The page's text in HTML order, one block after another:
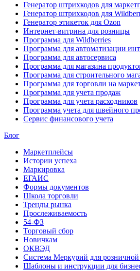
Генератор штрихкодов для
Генератор штрихкодов для
Генератор этикеток для Ozon
Интернет-витрина для розницы
Программа для Wildberries
Программа для автоматизации
Программа для автосервиса
Программа для магазина
Программа для строительного
Программа для торговли на
Программа для учета продаж
Программа для учета расходников
Программа учета для швейного
Сервис финансового учета
Блог
Маркетплейсы
Истории успеха
Маркировка
ЕГАИС
Формы документов
Школа торговли
Тренды рынка
Прослеживаемость
54-ФЗ
Торговый сбор
Новичкам
ОКВЭД
Система Меркурий для
Шаблоны и инструкции для